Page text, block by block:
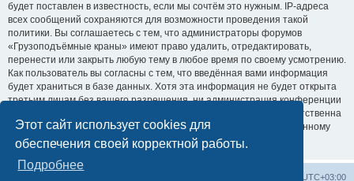
Этот сайт использует cookies для
обеспечения своей корректной работы.
Подробнее
будет поставлен в известность, если мы сочтём это нужным. IP-адреса
всех сообщений сохраняются для возможности проведения такой
политики. Вы соглашаетесь с тем, что администраторы форумов
«Грузоподъёмные краны» имеют право удалить, отредактировать,
перенести или закрыть любую тему в любое время по своему усмотрению.
Как пользователь вы согласны с тем, что введённая вами информация
будет храниться в базе данных. Хотя эта информация не будет открыта
третьим лицам без вашего разрешения, ни администрация конференции
«Грузоподъёмные краны», ни phpBB Limited не может быть ответственна
за действия хакеров, которые могут привести к несанкционированному
доступу к ней.
UTC+03:00